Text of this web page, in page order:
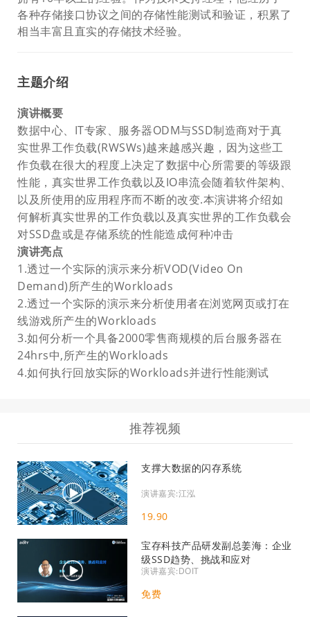
各种存储接口协议之间的存储性能测试和验证，积累了
相当丰富且直实的存储技术经验。
主题介绍
演讲概要
数据中心、IT专家、服务器ODM与SSD制造商对于真
实世界工作负载(RWSWs)越来越感兴趣，因为这些工
作负载在很大的程度上决定了数据中心所需要的等级跟
性能，真实世界工作负载以及IO串流会随着软件架构、
以及所使用的应用程序而不断的改变.本演讲将介绍如
何解析真实世界的工作负载以及真实世界的工作负载会
对SSD盘或是存储系统的性能造成何种冲击
演讲亮点
1.透过一个实际的演示来分析VOD(Video On
Demand)所产生的Workloads
2.透过一个实际的演示来分析使用者在浏览网页或打在
线游戏所产生的Workloads
3.如何分析一个具备2000零售商规模的后台服务器在
24hrs中,所产生的Workloads
4.如何执行回放实际的Workloads并进行性能测试
推荐视频
支撑大数据的闪存系统
演讲嘉宾:江泓
19.90
宝存科技产品研发副总姜海：企业
级SSD趋势、挑战和应对
演讲嘉宾:DOIT
免费